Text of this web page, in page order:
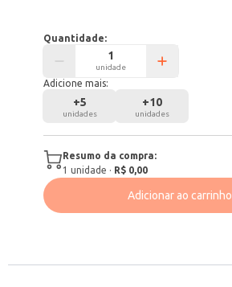
Quantidade:
unidade
Adicione mais:
+5
unidades
+10
unidades
Resumo da compra:
1 unidade · R$ 0,00
Adicionar ao carrinho